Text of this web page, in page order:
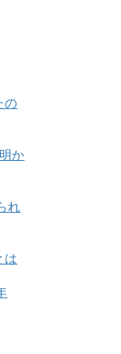
の
か
れ
は